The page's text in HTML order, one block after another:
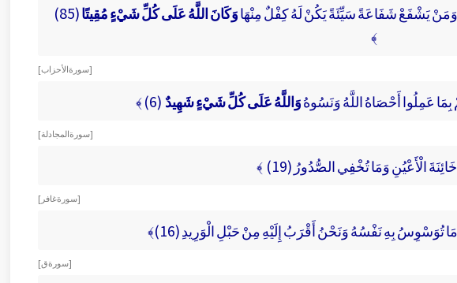
يَشْفَعْ شَفَاعَةً سَيِّئَةً يَكُنْ لَهُ كِفْلٌ مِنْهَاوَكَانَ اللَّهُ عَلَى كُلِّ شَيْءٍ مُقِيتًا
(85)
﴾
[ سورة الأحزاب ]
بِمَا عَمِلُوا أَحْصَاهُ اللَّهُ وَنَسُوهُوَاللَّهُ عَلَى كُلِّ شَيْءٍ شَهِيدٌ (6) ﴾
[ سورة المجادلة ]
الْأَعْيُنِ وَمَا تُخْفِي الصُّدُورُ (19) ﴾
[ سورة غافر ]
تُوَسْوِسُ بِهِ نَفْسُهُ وَنَحْنُ أَقْرَبُ إِلَيْهِ مِنْ حَبْلِ الْوَرِيدِ (16)﴾
[ سورة ق ]